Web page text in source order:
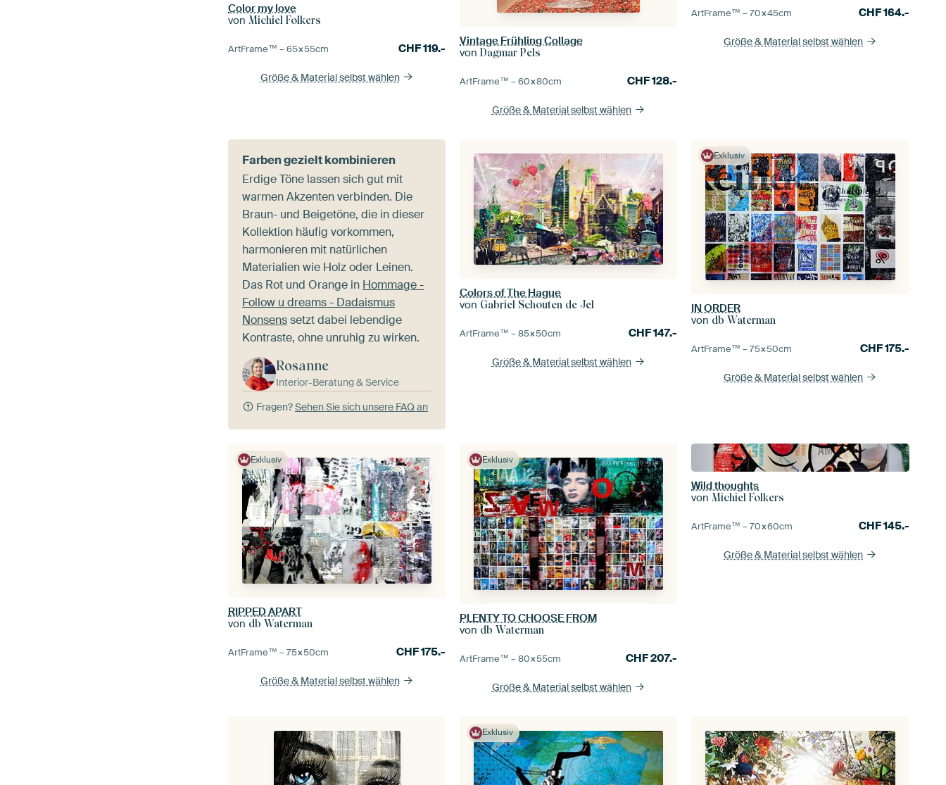
Color my love
vonMichiel Folkers
ArtFrame™ –65×55cm CHF119.-
Größe & Material selbst wählen
Vintage Frühling Collage
vonDagmar Pels
ArtFrame™ –60×80cm CHF128.-
Größe & Material selbst wählen
ArtFrame™ –70×45cm CHF164.-
Größe & Material selbst wählen
Farben gezielt kombinieren
Erdige Töne lassen sich gut mit
warmen Akzenten verbinden. Die
Braun- und Beigetöne, die in dieser
Kollektion häufig vorkommen,
harmonieren mit natürlichen
Materialien wie Holz oder Leinen.
Das Rot und Orange in Hommage -
Follow u dreams - Dadaismus
Nonsenssetzt dabei lebendige
Kontraste, ohne unruhig zu wirken.
Rosanne
Interior-Beratung & Service
Fragen?Sehen Sie sich unsere FAQ an
Colors of The Hague
von Gabriel Schouten de Jel
ArtFrame™ –85×50cm CHF147.-
Größe & Material selbst wählen
Exklusiv
IN ORDER
von db Waterman
ArtFrame™ –75×50cm CHF175.-
Größe & Material selbst wählen
Exklusiv
RIPPED APART
von db Waterman
ArtFrame™ –75×50cm CHF175.-
Größe & Material selbst wählen
Exklusiv
PLENTY TO CHOOSE FROM
von db Waterman
ArtFrame™ –80×55cm CHF207.-
Größe & Material selbst wählen
Wild thoughts
vonMichiel Folkers
ArtFrame™ –70×60cm CHF145.-
Größe & Material selbst wählen
Exklusiv